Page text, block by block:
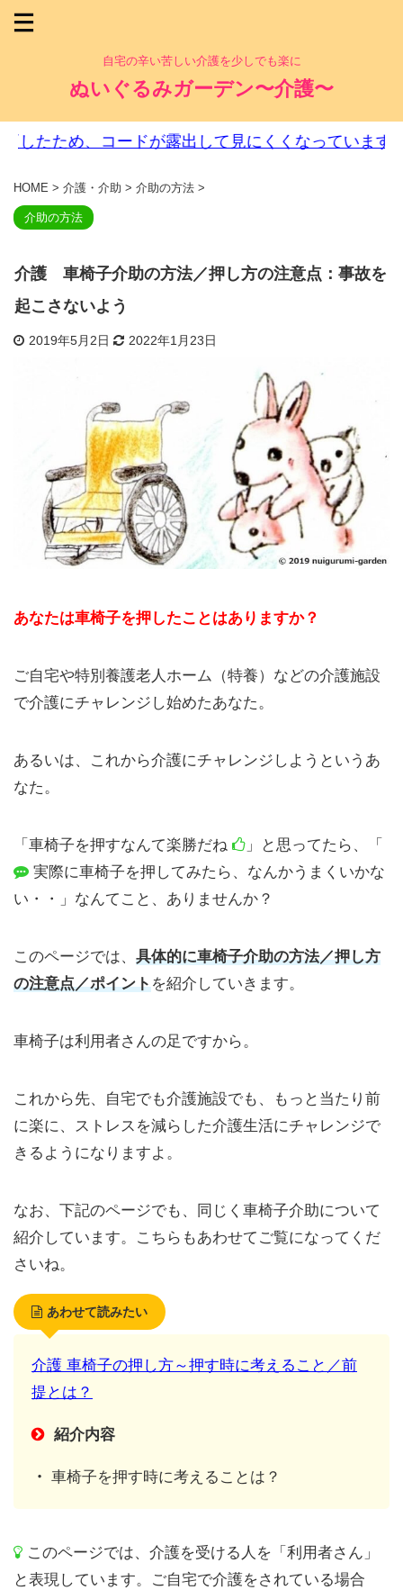
自宅の辛い苦しい介護を少しでも楽に
ぬいぐるみガーデン〜介護〜
ードが露出して見にくくなっています。ご迷惑を
HOME > 介護・介助 > 介助の方法 >
介助の方法
介護 車椅子介助の方法／押し方の注意点：事故を
起こさないよう
2019年5月2日 2022年1月23日
あなたは車椅子を押したことはありますか？
ご自宅や特別養護老人ホーム（特養）などの介護施設
で介護にチャレンジし始めたあなた。
あるいは、これから介護にチャレンジしようというあ
なた。
「車椅子を押すなんて楽勝だね
」と思ってたら、「
実際に車椅子を押してみたら、なんかうまくいかな
い・・」なんてこと、ありませんか？
このページでは、 具体的に車椅子介助の方法／押し方
の注意点／ポイントを紹介していきます。
車椅子は利用者さんの足ですから。
これから先、自宅でも介護施設でも、もっと当たり前
に楽に、ストレスを減らした介護生活にチャレンジで
きるようになりますよ。
なお、下記のページでも、同じく車椅子介助について
紹介しています。こちらもあわせてご覧になってくだ
さいね。
あわせて読みたい
介護 車椅子の押し方～押す時に考えること／前
提とは？
紹介内容
・ 車椅子を押す時に考えることは？
このページでは、介護を受ける人を「利用者さん」
と表現しています。ご自宅で介護をされている場合